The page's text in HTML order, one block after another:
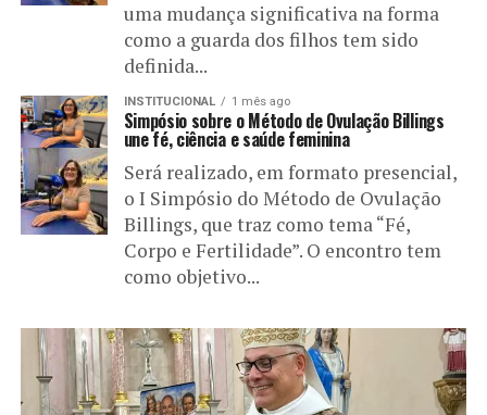
uma mudança significativa na forma
como a guarda dos filhos tem sido
definida...
INSTITUCIONAL 1 mês ago
Simpósio sobre o Método de Ovulação Billings
une fé, ciência e saúde feminina
Será realizado, em formato presencial,
o I Simpósio do Método de Ovulação
Billings, que traz como tema “Fé,
Corpo e Fertilidade”. O encontro tem
como objetivo...